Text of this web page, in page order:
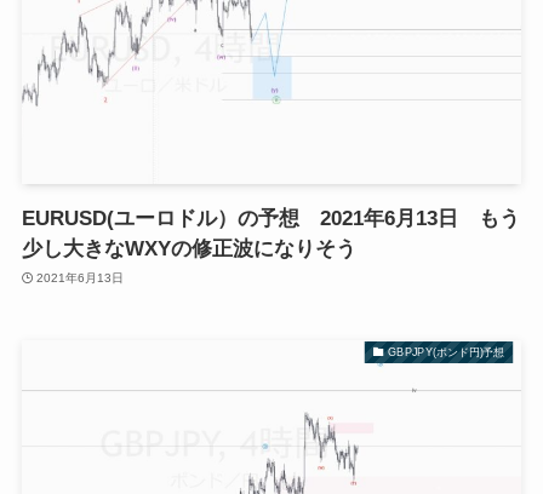
EURUSD(ユーロドル）の予想 2021年6月13日 もう
少し大きなWXYの修正波になりそう
2021年6月13日
GBPJPY(ポンド円)予想